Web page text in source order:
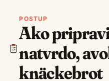
POSTUP
Ako
natvrdo,
knäckebrot